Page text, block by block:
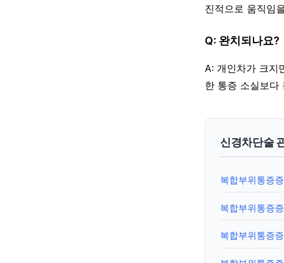
진적으로 움직임
Q: 완치되나요?
A: 개인차가 크지
한 통증 소실보다
신경차단술
복합부위통증
복합부위통증
복합부위통증